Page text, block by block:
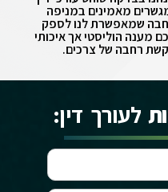
מאמינים במניפה
שמאפשרת לנו לספק
מענה הוליסטי אך איכותי
רחבה של צרכים.
לעורך דין: